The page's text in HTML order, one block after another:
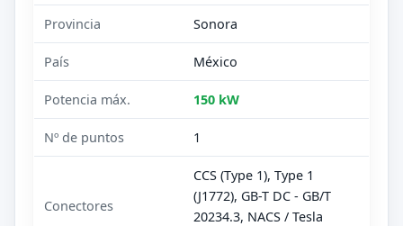
Provincia Sonora
País México
Potencia máx. 150 kW
Nº de puntos 1
Conectores
CCS (Type 1), Type 1
(J1772), GB-T DC - GB/T
20234.3, NACS / Tesla